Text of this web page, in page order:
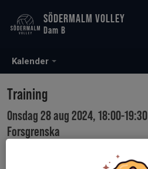
Kalender
SÖDERMALM VOLLEY
Dam B
Training
Onsdag 28 aug 2024, 18:00-19:30
Forsgrenska